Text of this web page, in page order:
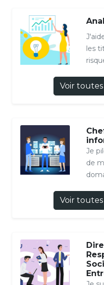
les
Voir
Je
de
Voir